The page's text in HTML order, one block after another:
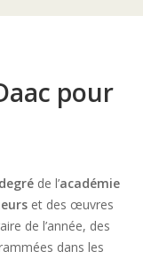
pour
de l’académie
et des œuvres
de l’année, des
dans les